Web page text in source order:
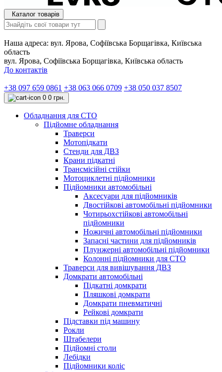
Каталог товарів
Наша адреса: вул. Ярова, Софіївська Борщагівка, Київська
область
вул. Ярова, Софіївська Борщагівка, Київська область
До контактів
+38 097 659 0861 +38 063 066 0709 +38 050 037 8507
0 0 грн.
Обладнання для СТО
Підйомне обладнання
Траверси
Мотопідкати
Стенди для ДВЗ
Крани підкатні
Трансмісійні стійки
Мотоциклетні підйомники
Підйомники автомобільні
Аксесуари для підйомників
Двостійкові автомобільні підйомники
Чотирьохстійкові автомобільні
підйомники
Ножичні автомобільні підйомники
Запасні частини для підйомників
Плунжерні автомобільні підйомники
Колонні підйомники для СТО
Траверси для вивішування ДВЗ
Домкрати автомобільні
Підкатні домкрати
Пляшкові домкрати
Домкрати пневматичні
Рейкові домкрати
Підставки під машину
Рокли
Штабелери
Підйомні столи
Лебідки
Підйомники коліс